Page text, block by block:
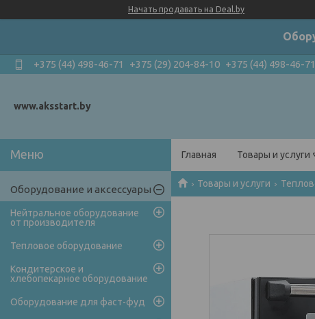
Начать продавать на Deal.by
+375 (44) 498-46-71 +375 (29) 204-84-10 +375 (44) 498-46-71
www.aksstart.by
Главная Товары и услуги
Товары и услуги
Оборудование и аксессуары
Нейтральное оборудование
от производителя
Тепловое оборудование
Кондитерское и
хлебопекарное оборудование
Оборудование для фаст-фуд